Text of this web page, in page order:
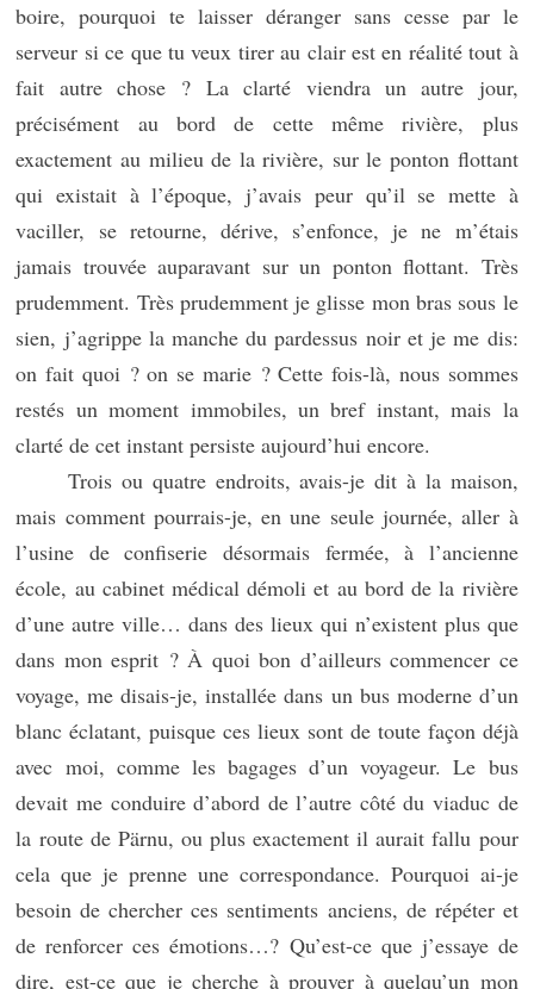
boire, pourquoi te laisser déranger sans cesse par le
serveur si ce que tu veux tirer au clair est en réalité tout à
fait autre chose ? La clarté viendra un autre jour,
précisément au bord de cette même rivière, plus
exactement au milieu de la rivière, sur le ponton flottant
qui existait à l’époque, j’avais peur qu’il se mette à
vaciller, se retourne, dérive, s’enfonce, je ne m’étais
jamais trouvée auparavant sur un ponton flottant. Très
prudemment. Très prudemment je glisse mon bras sous le
sien, j’agrippe la manche du pardessus noir et je me dis:
on fait quoi ? on se marie ? Cette fois-là, nous sommes
restés un moment immobiles, un bref instant, mais la
clarté de cet instant persiste aujourd’hui encore.
Trois ou quatre endroits, avais-je dit à la maison,
mais comment pourrais-je, en une seule journée, aller à
l’usine de confiserie désormais fermée, à l’ancienne
école, au cabinet médical démoli et au bord de la rivière
d’une autre ville… dans des lieux qui n’existent plus que
dans mon esprit ? À quoi bon d’ailleurs commencer ce
voyage, me disais-je, installée dans un bus moderne d’un
blanc éclatant, puisque ces lieux sont de toute façon déjà
avec moi, comme les bagages d’un voyageur. Le bus
devait me conduire d’abord de l’autre côté du viaduc de
la route de Pärnu, ou plus exactement il aurait fallu pour
cela que je prenne une correspondance. Pourquoi ai-je
besoin de chercher ces sentiments anciens, de répéter et
de renforcer ces émotions…? Qu’est-ce que j’essaye de
dire, est-ce que je cherche à prouver à quelqu’un mon